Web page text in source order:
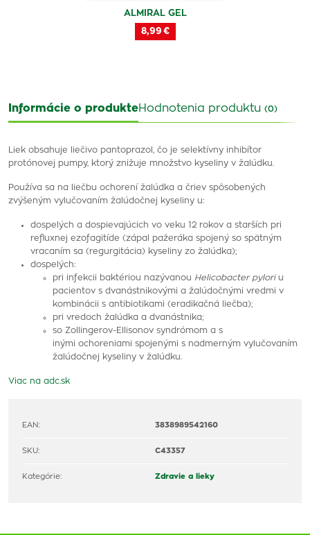
ALMIRAL GEL
8,99 €
Informácie o produkteHodnotenia produktu (0)
Liek obsahuje liečivo pantoprazol, čo je selektívny inhibítor
protónovej pumpy, ktorý znižuje množstvo kyseliny v žalúdku.
Používa sa na liečbu ochorení žalúdka a čriev spôsobených
zvýšeným vylučovaním žalúdočnej kyseliny u:
dospelých a dospievajúcich vo veku 12 rokov a starších pri
refluxnej ezofagitíde (zápal pažeráka spojený so spätným
vracaním sa (regurgitácia) kyseliny zo žalúdka);
dospelých:
pri infekcii baktériou nazývanou Helicobacter pyloriu
pacientov s dvanástnikovými a žalúdočnými vredmi v
kombinácii s antibiotikami (eradikačná liečba);
pri vredoch žalúdka a dvanástnika;
so Zollingerov-Ellisonov syndrómom a s
inými ochoreniami spojenými s nadmerným vylučovaním
žalúdočnej kyseliny v žalúdku.
Viac na adc.sk
EAN: 3838989542160
SKU: C43357
Kategórie: Zdravie a lieky